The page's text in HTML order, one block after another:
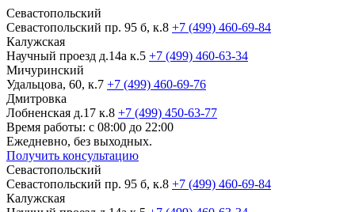
Севастопольский
Севастопольский пр. 95 б, к.8 +7 (499) 460-69-84
Калужская
Научный проезд д.14а к.5 +7 (499) 460-63-34
Мичуринский
Удальцова, 60, к.7 +7 (499) 460-69-76
Дмитровка
Лобненская д.17 к.8 +7 (499) 450-63-77
Время работы: с 08:00 до 22:00
Ежедневно, без выходных.
Получить консультацию
Севастопольский
Севастопольский пр. 95 б, к.8 +7 (499) 460-69-84
Калужская